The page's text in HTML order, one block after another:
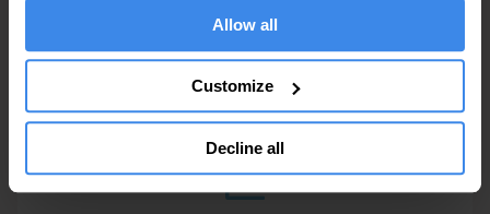
Allow all
Customize
Decline all
ahorrar tiempo en contenido de rutina